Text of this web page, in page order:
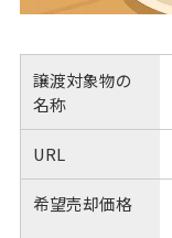
譲渡対象物の
名称
URL
希望売却価格